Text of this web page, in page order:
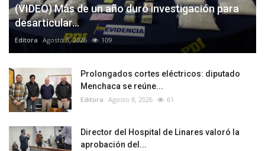
(VIDEO) Más de un año duró investigación para
desarticular...
Editora Agosto 8, 2026 109
Prolongados cortes eléctricos: diputado
Menchaca se reúne...
Editora Agosto 8, 2026 61
Director del Hospital de Linares valoró la
aprobación del...